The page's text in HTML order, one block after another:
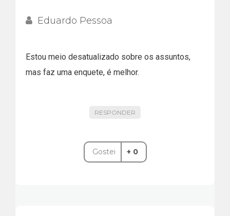
Eduardo Pessoa
Estou meio desatualizado sobre os assuntos,
mas faz uma enquete, é melhor.
RESPONDER
Gostei + 0